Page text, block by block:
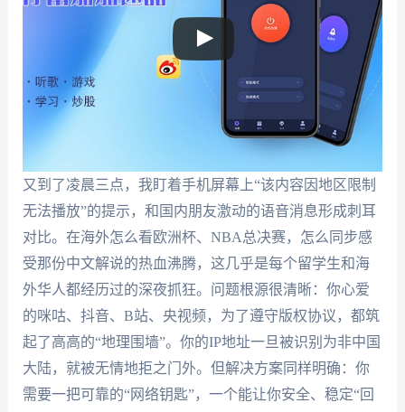
又到了凌晨三点，我盯着手机屏幕上“该内容因地区限制
无法播放”的提示，和国内朋友激动的语音消息形成刺耳
对比。在海外怎么看欧洲杯、NBA总决赛，怎么同步感
受那份中文解说的热血沸腾，这几乎是每个留学生和海
外华人都经历过的深夜抓狂。问题根源很清晰：你心爱
的咪咕、抖音、B站、央视频，为了遵守版权协议，都筑
起了高高的“地理围墙”。你的IP地址一旦被识别为非中国
大陆，就被无情地拒之门外。但解决方案同样明确：你
需要一把可靠的“网络钥匙”，一个能让你安全、稳定“回